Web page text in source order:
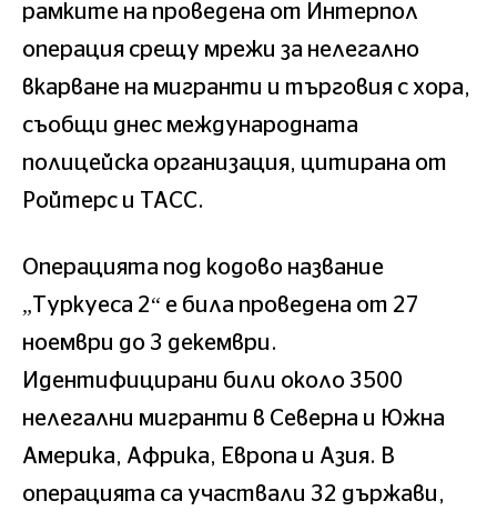
рамките на проведена от Интерпол
операция срещу мрежи за нелегално
вкарване на мигранти и търговия с хора,
съобщи днес международната
полицейска организация, цитирана от
Ройтерс и ТАСС.
Операцията под кодово название
„Туркуеса 2“ е била проведена от 27
ноември до 3 декември.
Идентифицирани били около 3500
нелегални мигранти в Северна и Южна
Америка, Африка, Европа и Азия. В
операцията са участвали 32 държави,